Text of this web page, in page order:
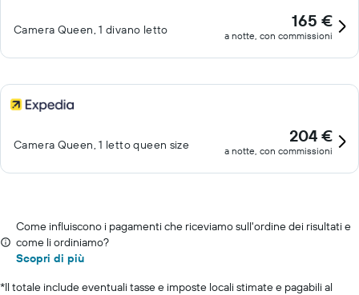
Camera Queen, 1 divano letto 165 €
a notte, con commissioni
Camera Queen, 1 letto queen size 204 €
a notte, con commissioni
Come influiscono i pagamenti che riceviamo sull'ordine dei risultati e
come li ordiniamo?
Scopri di più
*Il totale include eventuali tasse e imposte locali stimate e pagabili al